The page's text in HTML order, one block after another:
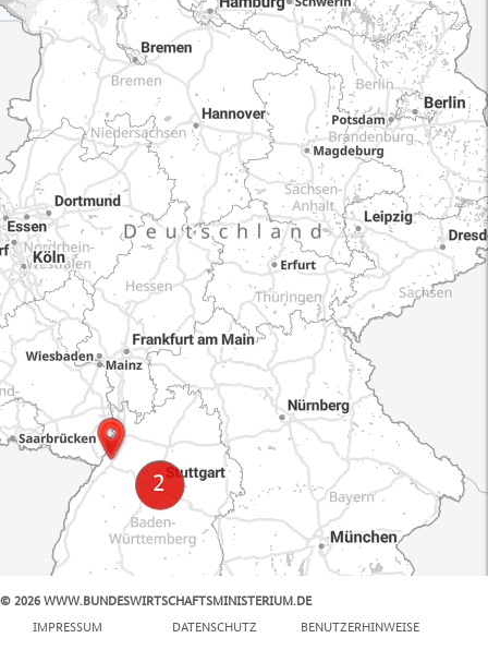
© 2026 WWW.BUNDESWIRTSCHAFTSMINISTERIUM.DE
IMPRESSUM
DATENSCHUTZ BENUTZERHINWEISE